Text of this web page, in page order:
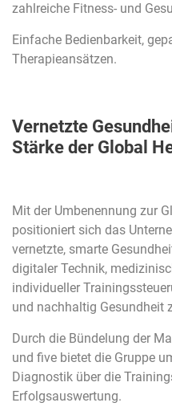
zahlreiche Fitness- und
Einfache Bedienbarkeit,
Therapieansätzen.
Vernetzte
Stärke der Global
Mit der Umbenennung zur
positioniert sich das
vernetzte, smarte
digitaler Technik,
individueller
und nachhaltig Gesundheit
Durch die Bündelung der
und five bietet die Gruppe
Diagnostik über die
Erfolgsauswertung.